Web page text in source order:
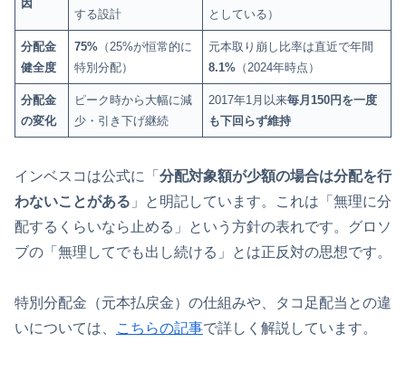
因
する設計
としている）
分配金
健全度
75% （25%が恒常的に
特別分配）
元本取り崩し比率は直近で年間
8.1% （2024年時点）
分配金
の変化
ピーク時から大幅に減
少・引き下げ継続
2017年1月以来毎月150円を一度
も下回らず維持
インベスコは公式に「 分配対象額が少額の場合は分配を行
わないことがある 」と明記しています。これは「無理に分
配するくらいなら止める」という方針の表れです。グロソ
ブの「無理してでも出し続ける」とは正反対の思想です。
特別分配金（元本払戻金）の仕組みや、タコ足配当との違
いについては、
こちらの記事で詳しく解説しています。